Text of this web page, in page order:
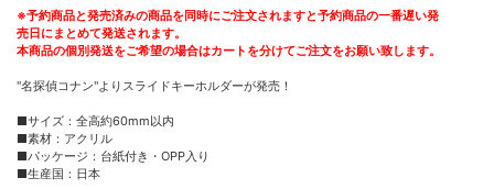
※予約商品と発売済みの商品を同時にご注文されますと予約商品の一番遅い発
売日にまとめて発送されます。
本商品の個別発送をご希望の場合はカートを分けてご注文をお願い致します。
"名探偵コナン"よりスライドキーホルダーが発売！
■サイズ：全高約60mm以内
■素材：アクリル
■パッケージ：台紙付き・OPP入り
■生産国：日本